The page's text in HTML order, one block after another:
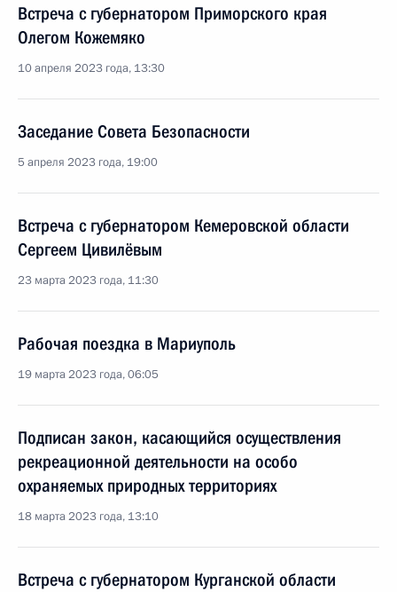
Встреча с губернатором Приморского края
Олегом Кожемяко
10 апреля 2023 года, 13:30
Заседание Совета Безопасности
5 апреля 2023 года, 19:00
Встреча с губернатором Кемеровской области
Сергеем Цивилёвым
23 марта 2023 года, 11:30
Рабочая поездка в Мариуполь
19 марта 2023 года, 06:05
Подписан закон, касающийся осуществления
рекреационной деятельности на особо
охраняемых природных территориях
18 марта 2023 года, 13:10
Встреча с губернатором Курганской области